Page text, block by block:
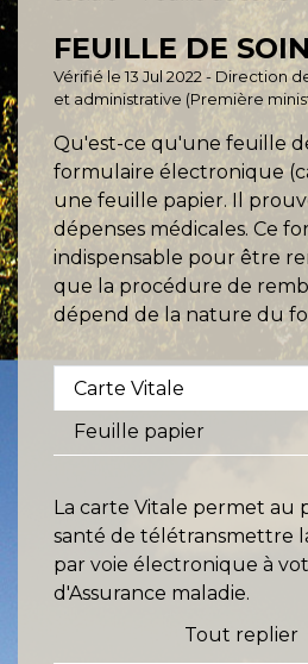
FEUILLE DE
Vérifié le 13 Jul 2022 - Direction
et administrative (Première
Qu'est-ce qu'une feuille
formulaire électronique
une feuille papier. Il
dépenses médicales. Ce
indispensable pour être
que la procédure de
dépend de la nature du
Carte Vitale
Feuille papier
La carte Vitale permet au
santé de télétransmettre
par voie électronique à
d'Assurance maladie.
Tout replier